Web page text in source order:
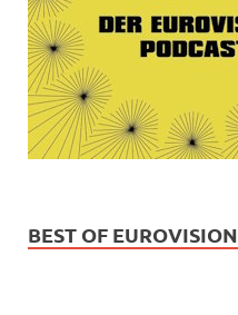
BEST OF EUROVISION